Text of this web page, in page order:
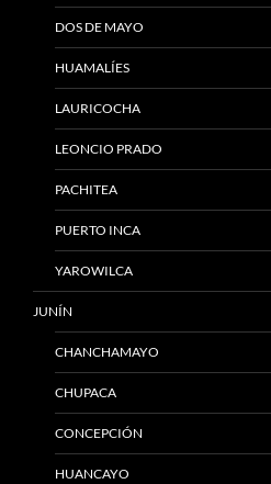
DOS DE MAYO
HUAMALÍES
LAURICOCHA
LEONCIO PRADO
PACHITEA
PUERTO INCA
YAROWILCA
JUNÍN
CHANCHAMAYO
CHUPACA
CONCEPCIÓN
HUANCAYO